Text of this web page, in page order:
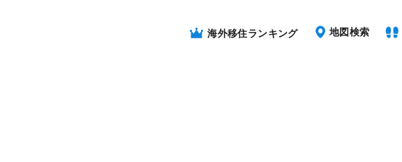
海外移住ランキング 地図検索